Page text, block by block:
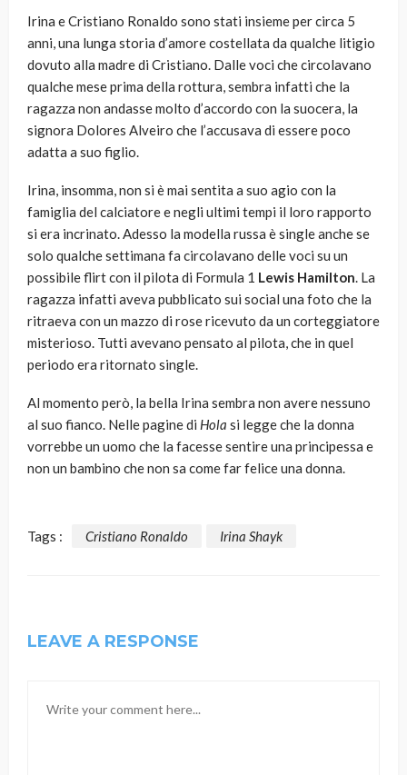
Irina e Cristiano Ronaldo sono stati insieme per circa 5
anni, una lunga storia d’amore costellata da qualche litigio
dovuto alla madre di Cristiano. Dalle voci che circolavano
qualche mese prima della rottura, sembra infatti che la
ragazza non andasse molto d’accordo con la suocera, la
signora Dolores Alveiro che l’accusava di essere poco
adatta a suo figlio.
Irina, insomma, non si è mai sentita a suo agio con la
famiglia del calciatore e negli ultimi tempi il loro rapporto
si era incrinato. Adesso la modella russa è single anche se
solo qualche settimana fa circolavano delle voci su un
possibile flirt con il pilota di Formula 1 Lewis Hamilton. La
ragazza infatti aveva pubblicato sui social una foto che la
ritraeva con un mazzo di rose ricevuto da un corteggiatore
misterioso. Tutti avevano pensato al pilota, che in quel
periodo era ritornato single.
Al momento però, la bella Irina sembra non avere nessuno
al suo fianco. Nelle pagine di Hola si legge che la donna
vorrebbe un uomo che la facesse sentire una principessa e
non un bambino che non sa come far felice una donna.
Tags : Cristiano Ronaldo Irina Shayk
LEAVE A RESPONSE